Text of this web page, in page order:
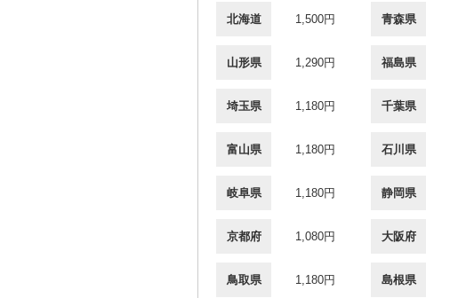
北海道 1,500円 青森県
山形県 1,290円 福島県
埼玉県 1,180円 千葉県
富山県 1,180円 石川県
岐阜県 1,180円 静岡県
京都府 1,080円 大阪府
鳥取県 1,180円 島根県